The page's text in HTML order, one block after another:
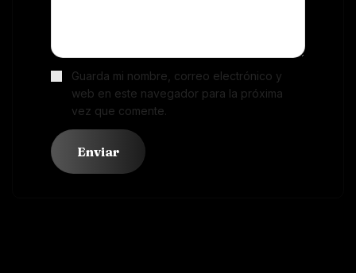
Guarda mi nombre, correo electrónico y
web en este navegador para la próxima
vez que comente.